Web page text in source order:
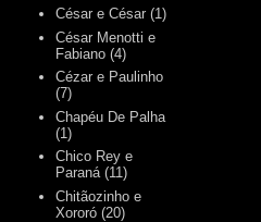
César e César (1)
César Menotti e
Fabiano (4)
Cézar e Paulinho
(7)
Chapéu De Palha
(1)
Chico Rey e
Paraná (11)
Chitãozinho e
Xororó (20)